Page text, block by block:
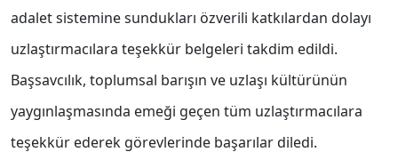
adalet sistemine sundukları özverili katkılardan dolayı
uzlaştırmacılara teşekkür belgeleri takdim edildi.
Başsavcılık, toplumsal barışın ve uzlaşı kültürünün
yaygınlaşmasında emeği geçen tüm uzlaştırmacılara
teşekkür ederek görevlerinde başarılar diledi.